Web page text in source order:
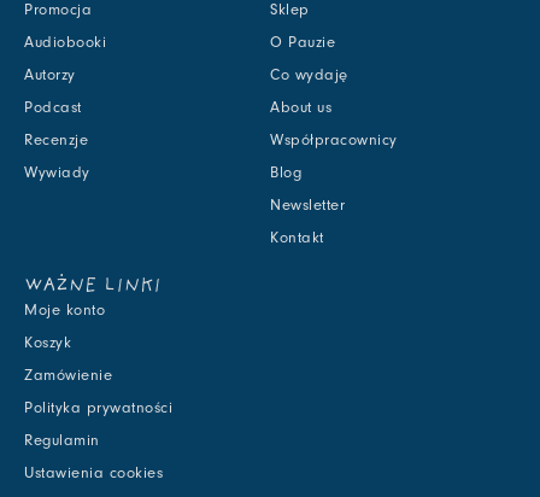
Promocja
Audiobooki
Autorzy
Podcast
Recenzje
Wywiady
Sklep
O Pauzie
Co wydaję
About us
Współpracownicy
Blog
Newsletter
Kontakt
WAŻNE LINKI
Moje konto
Koszyk
Zamówienie
Polityka prywatności
Regulamin
Ustawienia cookies